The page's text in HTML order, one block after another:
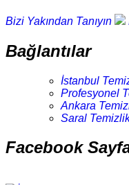
Bizi Yakından Tanıyın
Bağlantılar
İstanbul
Profesyonel
Ankara
Saral
Facebook